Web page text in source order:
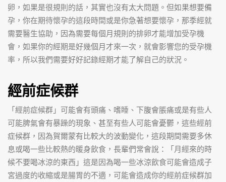
卵，如果是很規則的話，其實也沒有太大問題。但如果想要備
孕，你在期待懷孕的這段時間或是你急著想要懷孕，那季經就
需要醫生協助，因為需要每個月規則的排卵才能增加受孕機
會，如果你的經期是好幾個月才來一次，就會影響您的受孕機
率，所以我們需要好好記錄經期才能了解自己的狀況。
經前症候群
「經前症候群」可能會有頭痛、嗜睡、下腹會脹痛或是有些人
可能脾氣會有暴躁的現象、甚至有些人可能會憂鬱，這些經前
症候群，因為賀爾蒙有比較大的波動變化，這段期間需要多休
息或喝一些比較熱的暖身飲食，長輩們常會說：「月經來的時
候不要喝冰涼的東西」這是因為喝一些冰涼飲食可能會造成子
宮過度的收縮或是腸胃的不適，可能會造成你的經前症候群加